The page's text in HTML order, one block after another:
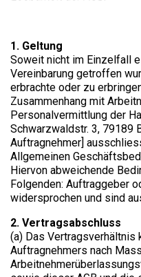
1. Geltung
Soweit nicht im Einzelfall
Vereinbarung getroffen
erbrachte oder zu
Zusammenhang mit
Personalvermittlung der
Schwarzwaldstr. 3, 79189
Auftragnehmer]
Allgemeinen
Hiervon abweichende
Folgenden: Auftraggeber
widersprochen und sind
2. Vertragsabschluss
(a) Das Vertragsverhältnis
Auftragnehmers nach